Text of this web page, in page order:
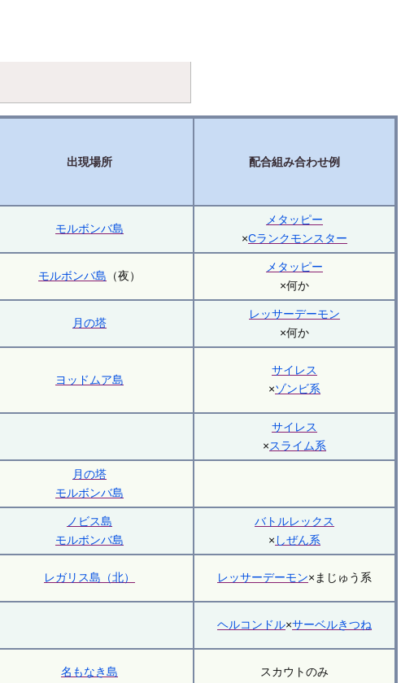
出現場所 配合組み合わせ例
モルボンバ島
メタッピー
×Cランクモンスター
モルボンバ島 （夜）
メタッピー
×何か
月の塔
レッサーデーモン
×何か
ヨッドムア島
サイレス
×ゾンビ系
サイレス
×スライム系
月の塔
モルボンバ島
ノビス島
モルボンバ島
バトルレックス
× しぜん系
レガリス島（北） レッサーデーモン×まじゅう系
ヘルコンドル×サーベルきつね
名もなき島 スカウトのみ